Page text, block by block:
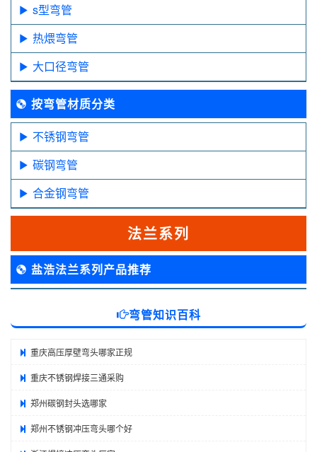
s型弯管
热煨弯管
大口径弯管
按弯管材质分类
不锈钢弯管
碳钢弯管
合金钢弯管
法兰系列
盐浩法兰系列产品推荐
弯管知识百科
重庆高压厚壁弯头哪家正规
重庆不锈钢焊接三通采购
郑州碳钢封头选哪家
郑州不锈钢冲压弯头哪个好